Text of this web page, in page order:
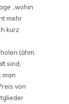
„wohin
mehr
kurz
(ähm,
sind,
man
von